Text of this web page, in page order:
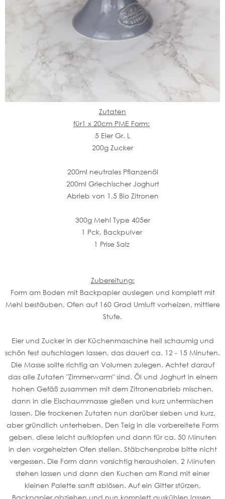
Zutaten
für1 x 20cm PME Form:
5 Eier Gr. L
200g Zucker
200ml neutrales Pflanzenöl
200ml Griechischer Joghurt
Abrieb von 1,5 Bio Zitronen
300g Mehl Type 405er
1 Pck. Backpulver
1 Prise Salz
Zubereitung:
Form am Boden mit Backpapier auslegen und komplett mit
Mehl bestäuben, Ofen auf 160 Grad Umluft vorheizen, mittlere
Stufe.
Eier und Zucker in der Küchenmaschine hell schaumig und
schön fest aufschlagen lassen, das dauert ca. 12 - 15 Minuten.
Die Masse sollte richtig an Volumen zulegen. Achtet darauf
das alle Zutaten "Zimmerwarm" sind. Öl und Joghurt in einem
hohen Gefäß zusammen mit dem Zitronenabrieb mischen,
dann in die Eischaummasse gießen und kurz untermischen
lassen. Die trockenen Zutaten nun darüber sieben und kurz,
aber gründlich unterheben. Den Teig in die vorbereitete Form
geben, diese leicht aufklopfen und dann für ca. 50 Minuten
in den vorgeheizten Ofen stellen. Stäbchenprobe bitte nicht
vergessen. Die Form dann vorsichtig herausholen, 2 Minuten
stehen lassen und dann den Kuchen am Rand mit einer
kleinen Palette sanft ablösen. Auf ein Gitter stürzen,
Backpapier abziehen und nun komplett auskühlen lassen.